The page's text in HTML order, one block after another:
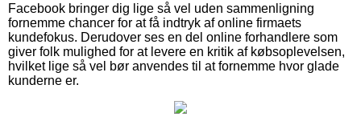
Facebook bringer dig lige så vel uden sammenligning
fornemme chancer for at få indtryk af online firmaets
kundefokus. Derudover ses en del online forhandlere som
giver folk mulighed for at levere en kritik af købsoplevelsen,
hvilket lige så vel bør anvendes til at fornemme hvor glade
kunderne er.